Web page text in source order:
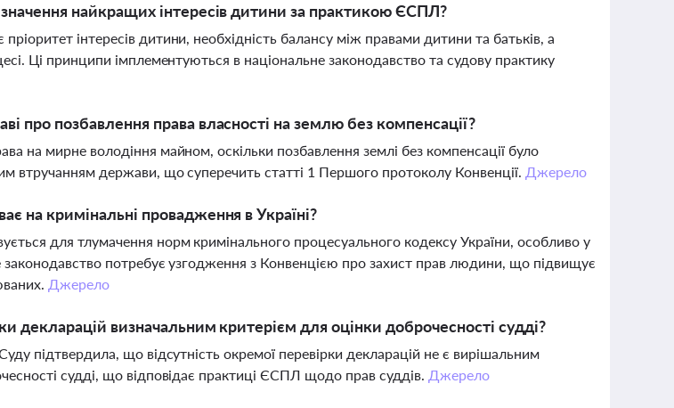
найкращих інтересів дитини за практикою ЄСПЛ?
інтересів дитини, необхідність балансу між правами дитини та батьків, а
Ці принципи імплементуються в національне законодавство та судову практику
про позбавлення права власності на землю без компенсації?
на мирне володіння майном, оскільки позбавлення землі без компенсації було
втручанням держави, що суперечить статті 1 Першого протоколу Конвенції. Джерело
на кримінальні провадження в Україні?
для тлумачення норм кримінального процесуального кодексу України, особливо у
законодавство потребує узгодження з Конвенцією про захист прав людини, що підвищує
Джерело
декларацій визначальним критерієм для оцінки доброчесності судді?
підтвердила, що відсутність окремої перевірки декларацій не є вирішальним
судді, що відповідає практиці ЄСПЛ щодо прав суддів. Джерело